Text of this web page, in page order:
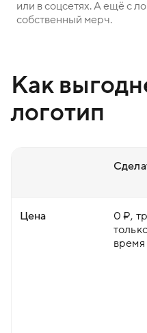
или в соцсетях. А ещё с
собственный мерч.
Как
логотип
Цена
0 ₽,
время